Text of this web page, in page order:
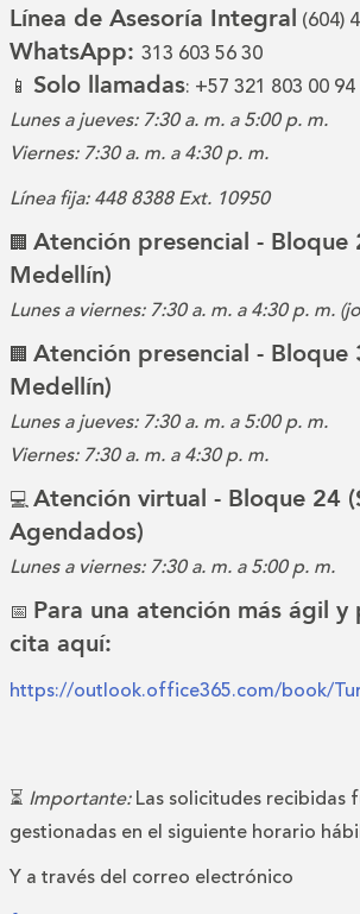
Línea de Asesoría Integral (604)
WhatsApp: 313 603 56 30
📱 Solo llamadas: +57 321 803 00 94
Lunes a jueves: 7:30 a. m. a 5:00 p. m.
Viernes: 7:30 a. m. a 4:30 p. m.
Línea fija: 448 8388 Ext. 10950
🏢 Atención presencial - Bloque
Medellín)
Lunes a viernes: 7:30 a. m. a 4:30 p. m.
🏢 Atención presencial - Bloque
Medellín)
Lunes a jueves: 7:30 a. m. a 5:00 p. m.
Viernes: 7:30 a. m. a 4:30 p. m.
💻Atención virtual - Bloque 24
Agendados)
Lunes a viernes: 7:30 a. m. a 5:00 p. m.
📅 Para una atención más ágil
cita aquí:
https://outlook.office365.com/book/
⏳ Importante:Las solicitudes recibidas
gestionadas en el siguiente horario
Y a través del correo electrónico